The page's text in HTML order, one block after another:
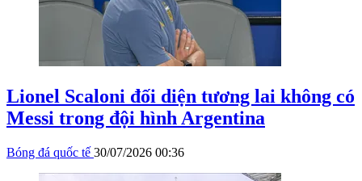
Lionel Scaloni đối diện tương lai không có
Messi trong đội hình Argentina
Bóng đá quốc tế 30/07/2026 00:36